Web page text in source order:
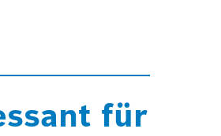
für